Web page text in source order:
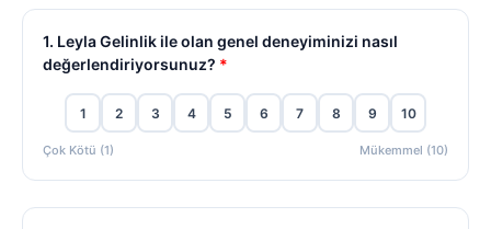
1. Leyla Gelinlik ile olan genel deneyiminizi nasıl
değerlendiriyorsunuz? *
1 2 3 4 5 6 7 8 9 10
Çok Kötü (1) Mükemmel (10)